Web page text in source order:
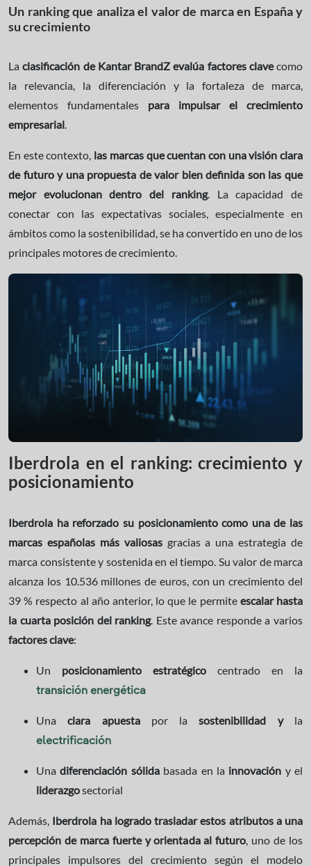
Un ranking que analiza el valor de marca en España y
su crecimiento
Laclasificación de Kantar BrandZ evalúa factores clavecomo
la relevancia, la diferenciación y la fortaleza de marca,
elementos fundamentales para impulsar el crecimiento
empresarial.
En este contexto, las marcas que cuentan con una visión clara
de futuro y una propuesta de valor bien definida son las que
mejor evolucionan dentro del ranking. La capacidad de
conectar con las expectativas sociales, especialmente en
ámbitos como la sostenibilidad, se ha convertido en uno de los
principales motores de crecimiento.
Iberdrola en el ranking: crecimiento y
posicionamiento
Iberdrola ha reforzado su posicionamiento como una de las
marcas españolas más valiosas gracias a una estrategia de
marca consistente y sostenida en el tiempo. Su valor de marca
alcanza los 10.536 millones de euros, con un crecimiento del
39 % respecto al año anterior, lo que le permiteescalar hasta
la cuarta posición del ranking. Este avance responde a varios
factores clave:
Un posicionamiento estratégico centrado en la
transición energética
Unaclara apuestapor la sostenibilidad y la
electrificación
Unadiferenciación sólidabasada en la innovación y el
liderazgosectorial
Además, Iberdrola ha logrado trasladar estos atributos a una
percepción de marca fuerte y orientada al futuro, uno de los
principales impulsores del crecimiento según el modelo